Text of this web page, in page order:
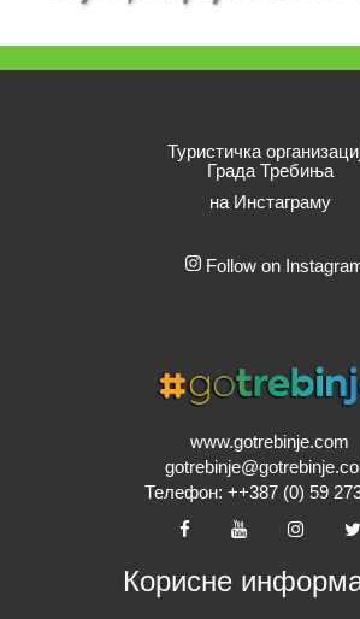
Туристичка
Града Требиња
на Инстаграму
Follow on
www.gotrebinje.com
Телефон: ++387 (0) 59
Корисне